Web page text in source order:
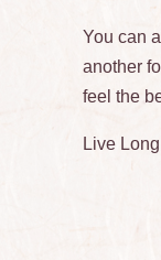
You can
another
feel the
Live